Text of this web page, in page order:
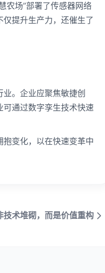
农场”部署了传感器网络
提升生产力，还催生了
。企业应聚焦敏捷创
通过数字孪生技术快速
变化，以在快速变革中
技术堆砌，而是价值重构